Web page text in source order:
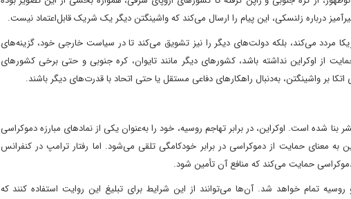
درباره زلنسکی، این پیام را ارسال می‌کند که واشینگتن دیگر یک شریک قابل‌اعتماد نیست.
مردد می‌کند، بلکه دولت‌های دیگر را نیز تشویق می‌کند تا در سیاست خارجی خود، گزینه‌های
از اوکراین نداشته باشد، کشورهای دیگر مانند تایوان، کره جنوبی و حتی برخی کشورهای
بر واشینگتن، به‌دنبال راهکارهای دفاعی مستقل یا حتی اتحاد با قدرت‌های دیگر باشند.
شده است. اوکراین، در برابر تهاجم روسیه، خود را به‌عنوان یکی از نمادهای مبارزه دموکراسی
به معنای حمایت از دموکراسی در برابر خودکامگی تلقی می‌شود. اما رفتار ترامپ در کنفرانس
دموکراسی حمایت می‌کند که منافع آن تأمین شود.
تمام خواهد شد. آن‌ها می‌توانند از این شرایط برای تبلیغ این روایت استفاده کنند که